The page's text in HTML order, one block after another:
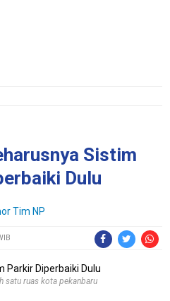
Sistim
Dulu
Tim NP
satu ruas kota pekanbaru